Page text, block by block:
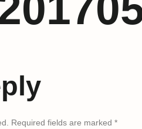
Required fields are marked *